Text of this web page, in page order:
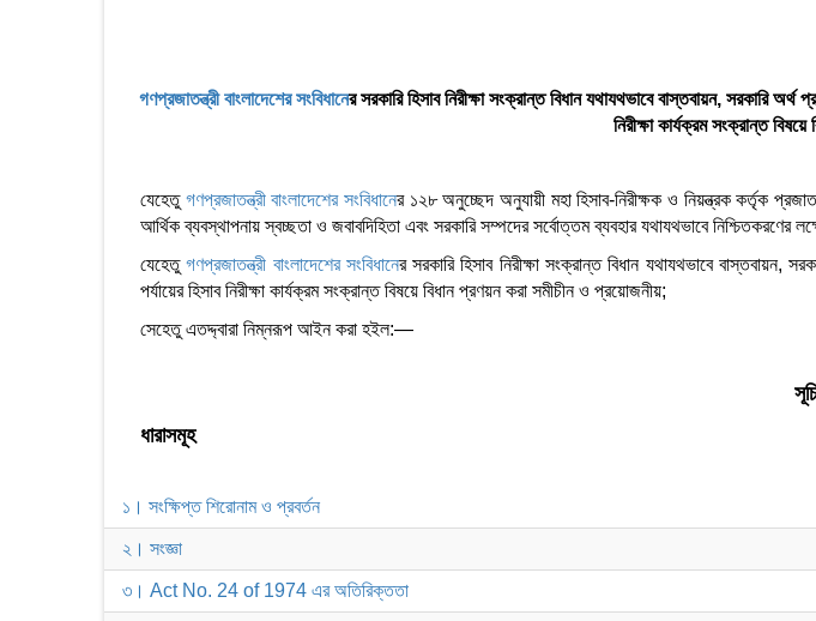
গণপ্রজাতন্ত্রী বাংলাদেশের সংবিধানের সরকারি হিসাব নিরীক্ষা সংক্রান্ত বিধান যথাযথভাবে বাস্তবায়ন, সরকারি
নিরীক্ষা কার্যক্রম সংক্রান্ত
যেহেতু গণপ্রজাতন্ত্রী বাংলাদেশের সংবিধানের ১২৮ অনুচ্ছেদ অনুযায়ী মহা হিসাব-নিরীক্ষক ও নিয়ন্ত্রক কর্তৃক
আর্থিক ব্যবস্থাপনায় স্বচ্ছতা ও জবাবদিহিতা এবং সরকারি সম্পদের সর্বোত্তম ব্যবহার যথাযথভাবে নিশ্চিতকরণের
যেহেতুগণপ্রজাতন্ত্রী বাংলাদেশের সংবিধানের সরকারি হিসাব নিরীক্ষা সংক্রান্ত বিধান যথাযথভাবে
পর্যায়ের হিসাব নিরীক্ষা কার্যক্রম সংক্রান্ত বিষয়ে বিধান প্রণয়ন করা সমীচীন ও প্রয়োজনীয়;
সেহেতু এতদ্দ্বারা নিম্নরূপ আইন করা হইল:—
সূচি
ধারাসমূহ
১। সংক্ষিপ্ত শিরোনাম ও প্রবর্তন
২। সংজ্ঞা
৩। Act No. 24 of 1974 এর অতিরিক্ততা